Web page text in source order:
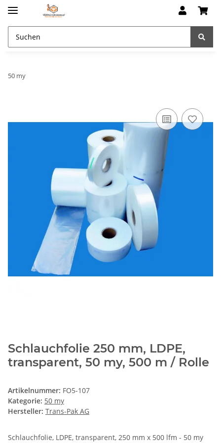
50 my
Schlauchfolie 250 mm, LDPE,
transparent, 50 my, 500 m / Rolle
Artikelnummer: FO5-107
Kategorie: 50 my
Hersteller: Trans-Pak AG
Schlauchfolie, LDPE, transparent, 250 mm x 500 lfm - 50 my